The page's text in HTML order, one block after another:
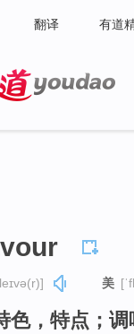
翻译 有道
美
色，特点；